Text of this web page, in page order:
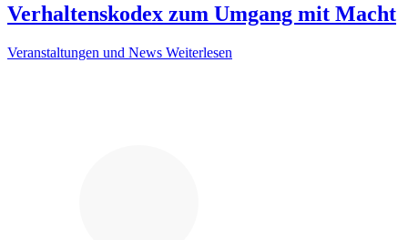
Verhaltenskodex zum Umgang mit Macht
Veranstaltungen und News Weiterlesen